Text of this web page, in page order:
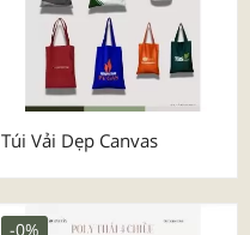
Túi Vải Dẹp Canvas
-0%